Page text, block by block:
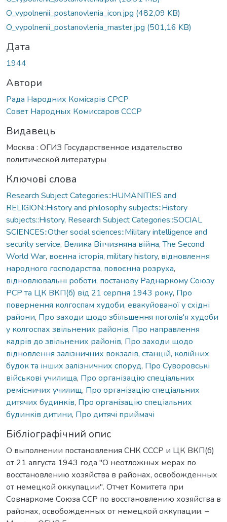
O_vypolnenii_postanovlenia_icon.jpg (482,09 KB)
O_vypolnenii_postanovlenia_master.jpg (501,16 KB)
Дата
1944
Автори
Рада Народних Комісарів СРСР
Совет Народных Комиссаров СССР
Видавець
Москва : ОГИЗ Государственное издательство
политической литературы
Ключові слова
Research Subject Categories::HUMANITIES and
RELIGION::History and philosophy subjects::History
subjects::History, Research Subject Categories::SOCIAL
SCIENCES::Other social sciences::Military intelligence and
security service, Велика Вітчизняна війна,The Second
World War, воєнна історія, military history, відновлення
народного господарства, повоєнна розруха,
відновлювальні роботи, постанову Раднаркому Союзу
РСР та ЦК ВКП(б) від 21 серпня 1943 року, Про
повернення колгоспам худоби, евакуйованої у східні
райони, Про заходи щодо збільшення поголів'я худоби
у колгоспах звільнених районів, Про направлення
кадрів до звільнених районів, Про заходи щодо
відновлення залізничних вокзалів, станцій, колійних
будок та інших залізничних споруд, Про Суворовські
військові училища, Про організацію спеціальних
ремісничих училищ, Про організацію спеціальних
дитячих будинків, Про організацію спеціальних
будинків дитини, Про дитячі приймачі
Бібліографічний опис
О выполнении постановления СНК СССР и ЦК ВКП(б)
от 21 августа 1943 года "О неотложных мерах по
восстановлению хозяйства в районах, освобожденных
от немецкой оккупации". Отчет Комитета при
Совнаркоме Союза ССР по восстановлению хозяйства в
районах, освобожденных от немецкой оккупации. –